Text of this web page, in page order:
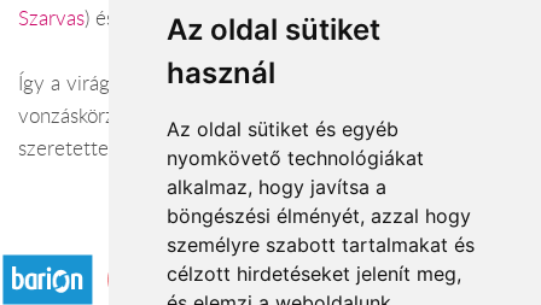
Az oldal sütiket
használ
Az oldal sütiket és egyéb
nyomkövető technológiákat
alkalmaz, hogy javítsa a
böngészési élményét, azzal hogy
személyre szabott tartalmakat és
célzott hirdetéseket jelenít meg,
Szarvas) és vonzáskörzetében.
Így a virágküldés Békés megye városaiban és azok
vonzáskörzetében is gond nélkül megoldható. Várjuk
szeretettel webáruházunkban!
Elfogadott fizetési módok